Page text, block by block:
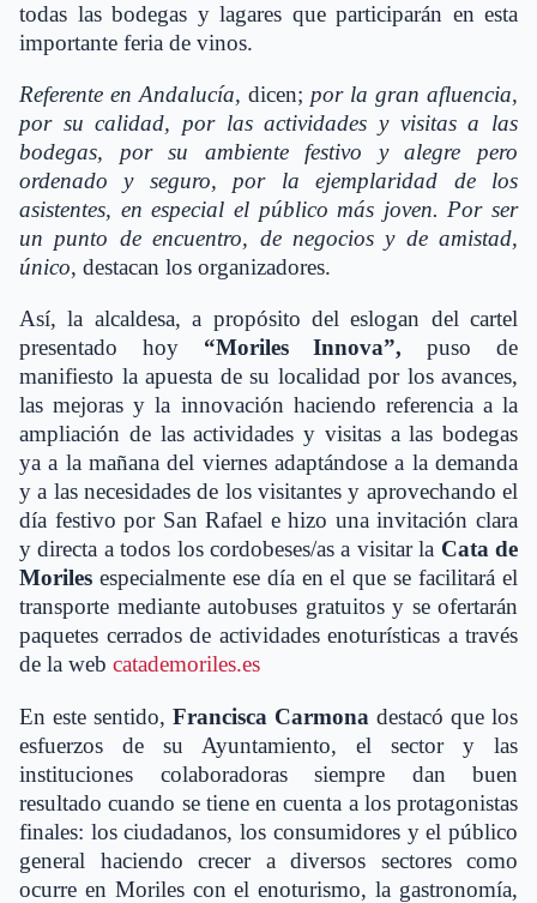
todas las bodegas y lagares que participarán en esta
importante feria de vinos.
Referente en Andalucía, dicen; por la gran afluencia,
por su calidad, por las actividades y visitas a las
bodegas, por su ambiente festivo y alegre pero
ordenado y seguro, por la ejemplaridad de los
asistentes, en especial el público más joven. Por ser
un punto de encuentro, de negocios y de amistad,
único, destacan los organizadores.
Así, la alcaldesa, a propósito del eslogan del cartel
presentado hoy “Moriles Innova”, puso de
manifiesto la apuesta de su localidad por los avances,
las mejoras y la innovación haciendo referencia a la
ampliación de las actividades y visitas a las bodegas
ya a la mañana del viernes adaptándose a la demanda
y a las necesidades de los visitantes y aprovechando el
día festivo por San Rafael e hizo una invitación clara
y directa a todos los cordobeses/as a visitar la Cata de
Moriles especialmente ese día en el que se facilitará el
transporte mediante autobuses gratuitos y se ofertarán
paquetes cerrados de actividades enoturísticas a través
de la web catademoriles.es
En este sentido, Francisca Carmona destacó que los
esfuerzos de su Ayuntamiento, el sector y las
instituciones colaboradoras siempre dan buen
resultado cuando se tiene en cuenta a los protagonistas
finales: los ciudadanos, los consumidores y el público
general haciendo crecer a diversos sectores como
ocurre en Moriles con el enoturismo, la gastronomía,